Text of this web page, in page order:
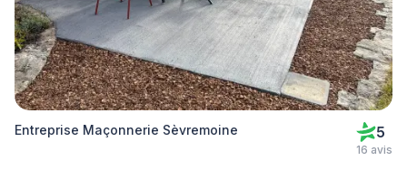
Entreprise Maçonnerie Sèvremoine 5
16 avis